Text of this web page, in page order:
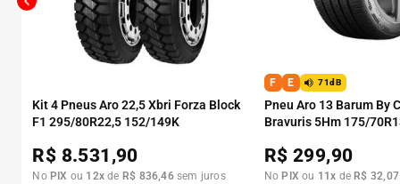
Kit 4 Pneus Aro 22,5 Xbri Forza Block
F1 295/80R22,5 152/149K
R$ 8.531,90
No PIX ou 12x de R$ 836,46sem juros
F E 71dB
Pneu Aro 13 Barum By
Bravuris 5Hm 175/
R$299,90
No PIX ou 11x de R$ 32,07